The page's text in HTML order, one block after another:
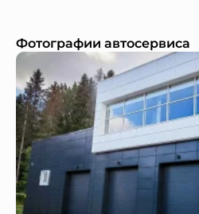
Фотографии автосервиса